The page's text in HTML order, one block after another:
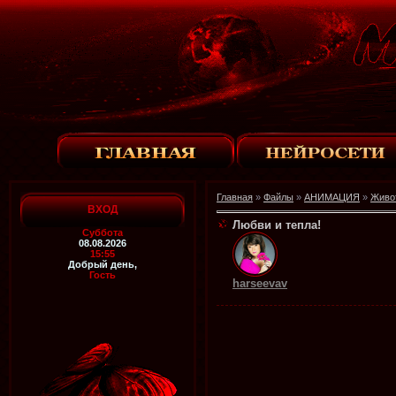
ВХОД
Суббота
08.08.2026
15:55
Добрый день,
Гость
Главная » Файлы » АНИМАЦИЯ »
Любви и тепла!
harseevav